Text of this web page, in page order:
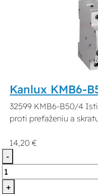
Kanlux KMB6-
32599 KMB6-B50/4
proti preťaženiu a
14,20 €
-
+